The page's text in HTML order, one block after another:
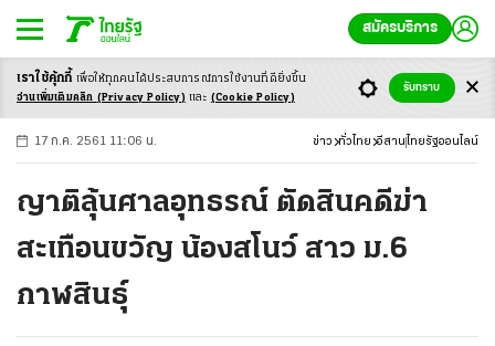
สมัครบริการ
-ก ก ก+
17 ก.ค. 2561 11:06 น. ข่าว ทั่วไทย อีสาน ไทยรัฐออนไลน์
ญาติลุ้นศาลอุทธรณ์ ตัดสินคดีฆ่า
สะเทือนขวัญ น้องสโนว์ สาว ม.6
กาฬสินธุ์
เราใช้คุ้กกี้ เพื่อให้ทุกคนได้ประสบการณ์การใช้งานที่ดียิ่งขึ้น
อ่านเพิ่มเติมคลิก (Privacy Policy) และ (Cookie Policy)
รับทราบ